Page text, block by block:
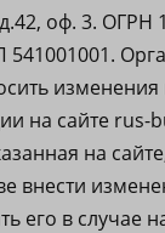
оф. 3. ОГРН
541001001.
изменения
на сайте rus-
на
внести
его в случае